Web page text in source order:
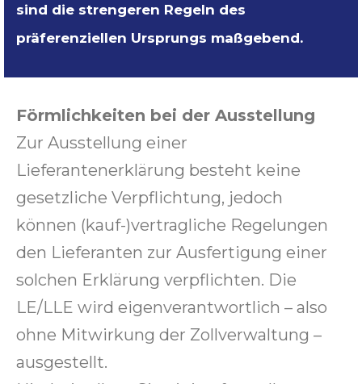
sind die strengeren Regeln des
präferenziellen Ursprungs maßgebend.
Förmlichkeiten bei der Ausstellung
Zur Ausstellung einer
Lieferantenerklärung besteht keine
gesetzliche Verpflichtung, jedoch
können (kauf-)vertragliche Regelungen
den Lieferanten zur Ausfertigung einer
solchen Erklärung verpflichten. Die
LE/LLE wird eigenverantwortlich – also
ohne Mitwirkung der Zollverwaltung –
ausgestellt.